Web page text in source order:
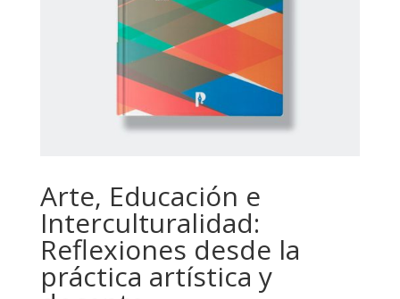
Arte, Educación e
Interculturalidad:
Reflexiones desde la
práctica artística y